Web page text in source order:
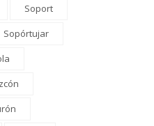
Soport
Sopórtujar